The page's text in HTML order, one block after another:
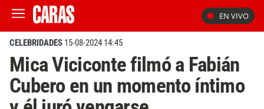
EN VIVO
CELEBRIDADES 15-08-2024 14:45
Mica Viciconte filmó a Fabián
Cubero en un momento íntimo